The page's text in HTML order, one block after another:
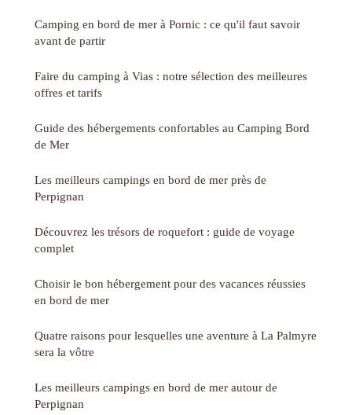
Camping en bord de mer à Pornic : ce qu'il faut savoir
avant de partir
Faire du camping à Vias : notre sélection des meilleures
offres et tarifs
Guide des hébergements confortables au Camping Bord
de Mer
Les meilleurs campings en bord de mer près de
Perpignan
Découvrez les trésors de roquefort : guide de voyage
complet
Choisir le bon hébergement pour des vacances réussies
en bord de mer
Quatre raisons pour lesquelles une aventure à La Palmyre
sera la vôtre
Les meilleurs campings en bord de mer autour de
Perpignan